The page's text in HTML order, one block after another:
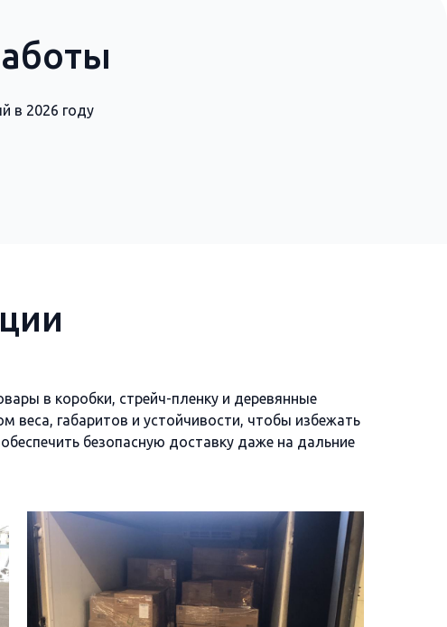
в 2026 году
в коробки, стрейч-пленку и деревянные
веса, габаритов и устойчивости, чтобы избежать
безопасную доставку даже на дальние